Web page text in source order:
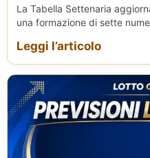
La Tabella Settenaria
una formazione di sette
Leggi l’articolo